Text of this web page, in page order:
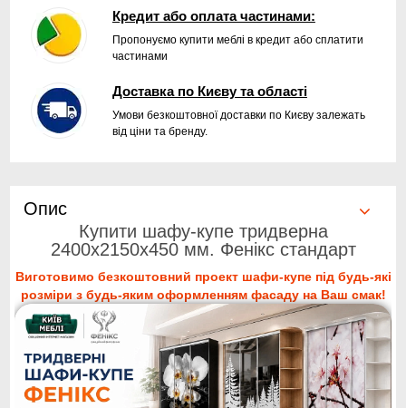
Кредит або оплата частинами:
Пропонуємо купити меблі в кредит або сплатити
частинами
Доставка по Києву та області
Умови безкоштовної доставки по Києву залежать
від ціни та бренду.
Опис
Купити шафу-купе тридверна
2400x2150x450 мм. Фенікс стандарт
Виготовимо безкоштовний проект шафи-купе під будь-які
розміри з будь-яким оформленням фасаду на Ваш смак!